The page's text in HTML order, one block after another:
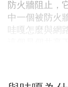
防火牆阻止，
中一個被防火
哇嘎怎麼與網
這個是個共